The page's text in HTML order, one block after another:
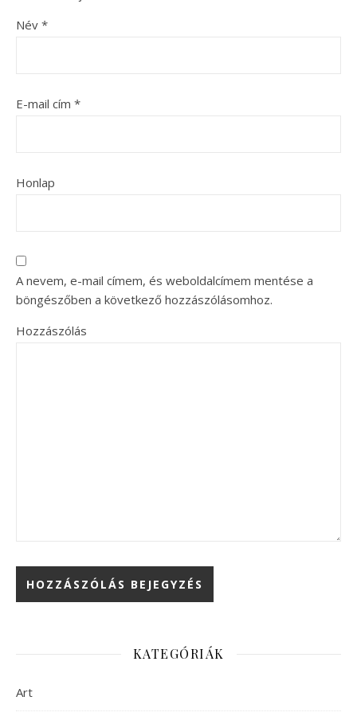
Név *
E-mail cím *
Honlap
A nevem, e-mail címem, és weboldalcímem mentése a
böngészőben a következő hozzászólásomhoz.
Hozzászólás
KATEGÓRIÁK
Art